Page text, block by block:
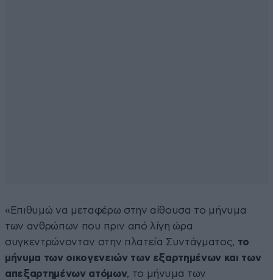
«Επιθυμώ να μεταφέρω στην αίθουσα το μήνυμα
των ανθρώπων που πριν από λίγη ώρα
συγκεντρώνονταν στην πλατεία Συντάγματος, το
μήνυμα των οικογενειών των εξαρτημένων και των
απεξαρτημένων ατόμων, το μήνυμα των